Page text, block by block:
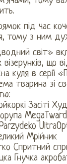
під час
тому з ним
світ»
візерунків, що
куля в серії
тварина зі
Засіті
Мрійник
Спритний
Гнучка